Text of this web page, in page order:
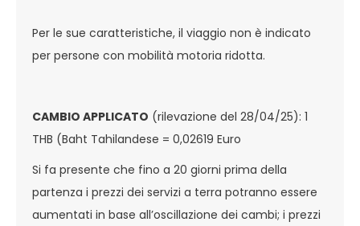
Per le sue caratteristiche, il viaggio non è indicato
per persone con mobilità motoria ridotta.
CAMBIO APPLICATO (rilevazione del 28/04/25): 1
THB (Baht Tahilandese = 0,02619 Euro
Si fa presente che fino a 20 giorni prima della
partenza i prezzi dei servizi a terra potranno essere
aumentati in base all’oscillazione dei cambi; i prezzi